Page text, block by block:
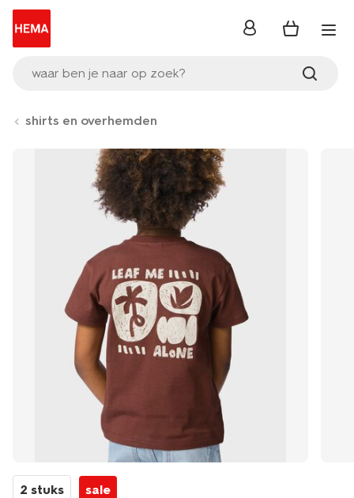
waar ben je naar op zoek?
inloggen
shirts en overhemden
2 stuks sale